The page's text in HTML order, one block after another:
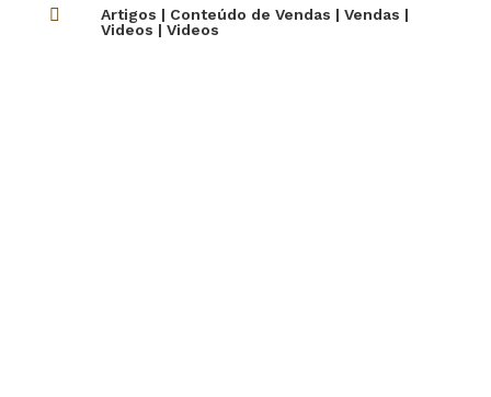
 Artigos | Conteúdo de Vendas | Vendas |
Videos | Videos